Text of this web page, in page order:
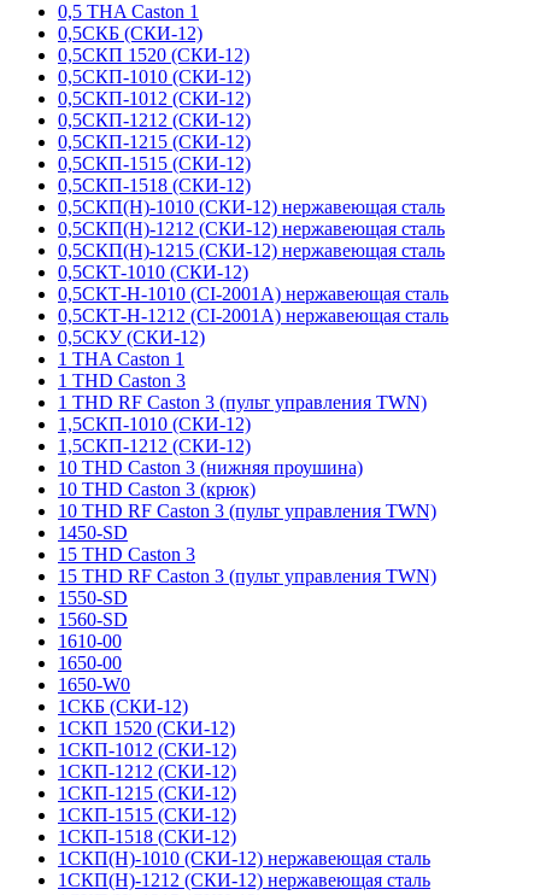
0,5 THA Caston 1
0,5СКБ (СКИ-12)
0,5СКП 1520 (СКИ-12)
0,5СКП-1010 (СКИ-12)
0,5СКП-1012 (СКИ-12)
0,5СКП-1212 (СКИ-12)
0,5СКП-1215 (СКИ-12)
0,5СКП-1515 (СКИ-12)
0,5СКП-1518 (СКИ-12)
0,5СКП(Н)-1010 (СКИ-12) нержавеющая сталь
0,5СКП(Н)-1212 (СКИ-12) нержавеющая сталь
0,5СКП(Н)-1215 (СКИ-12) нержавеющая сталь
0,5СКТ-1010 (СКИ-12)
0,5СКТ-Н-1010 (CI-2001A) нержавеющая сталь
0,5СКТ-Н-1212 (CI-2001A) нержавеющая сталь
0,5СКУ (СКИ-12)
1 THA Caston 1
1 THD Caston 3
1 THD RF Caston 3 (пульт управления TWN)
1,5СКП-1010 (СКИ-12)
1,5СКП-1212 (СКИ-12)
10 THD Caston 3 (нижняя проушина)
10 THD Caston 3 (крюк)
10 THD RF Caston 3 (пульт управления TWN)
1450-SD
15 THD Caston 3
15 THD RF Caston 3 (пульт управления TWN)
1550-SD
1560-SD
1610-00
1650-00
1650-W0
1СКБ (СКИ-12)
1СКП 1520 (СКИ-12)
1СКП-1012 (СКИ-12)
1СКП-1212 (СКИ-12)
1СКП-1215 (СКИ-12)
1СКП-1515 (СКИ-12)
1СКП-1518 (СКИ-12)
1СКП(Н)-1010 (СКИ-12) нержавеющая сталь
1СКП(Н)-1212 (СКИ-12) нержавеющая сталь